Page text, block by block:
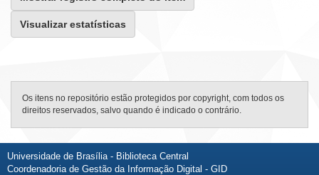
Visualizar estatísticas
Os itens no repositório estão protegidos por copyright, com todos os
direitos reservados, salvo quando é indicado o contrário.
Universidade de Brasília - Biblioteca Central
Coordenadoria de Gestão da Informação Digital - GID